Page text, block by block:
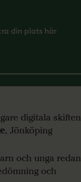
din plats här
digitala skiften
, Jönköping
och unga redan
och